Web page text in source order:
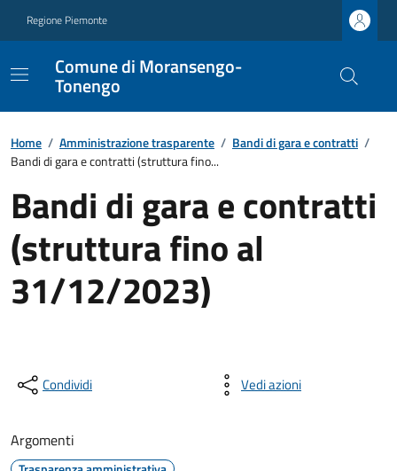
Regione Piemonte
Comune di Moransengo-
Tonengo
Home / Amministrazione trasparente / Bandi di gara e contratti /
Bandi di gara e contratti (struttura fino...
Bandi di gara e contratti
(struttura fino al
31/12/2023)
Condividi Vedi azioni
Argomenti